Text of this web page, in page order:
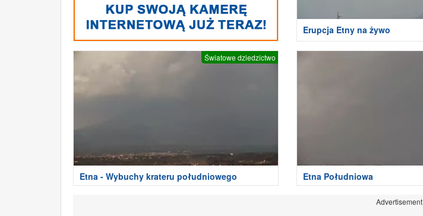
Erupcja Etny na żywo
Światowe dziedzictwo
Etna - Wybuchy krateru południowego Etna Południowa
Advertisement